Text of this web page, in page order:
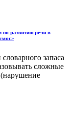
по развитию речи в
запаса
сложные